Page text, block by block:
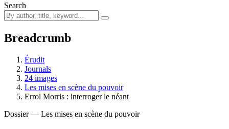
Search
Breadcrumb
Érudit
Journals
24 images
Les mises en scène du pouvoir
Errol Morris : interroger le néant
Dossier — Les mises en scène du pouvoir